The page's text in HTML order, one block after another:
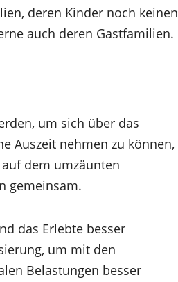
deren Kinder noch keinen
auch deren Gastfamilien.
um sich über das
Auszeit nehmen zu können,
dem umzäunten
gemeinsam.
das Erlebte besser
um mit den
Belastungen besser